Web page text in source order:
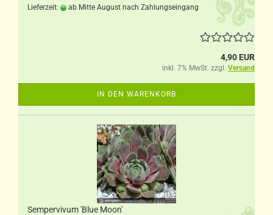
Lieferzeit: ab Mitte August nach Zahlungseingang
4,90 EUR
inkl. 7% MwSt. zzgl. Versand
IN DEN WARENKORB
Sempervivum 'Blue Moon'